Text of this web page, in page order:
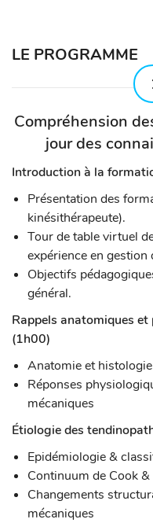
LE PROGRAMME
Compréhension
jour des
Introduction à la
Présentation des
kinésithérapeute).
Tour de table virtuel
expérience en gestion
Objectifs
général.
Rappels anatomiques
(1h00)
Anatomie et
Réponses
mécaniques
Étiologie des
Epidémiologie &
Continuum de Cook
Changements
mécaniques